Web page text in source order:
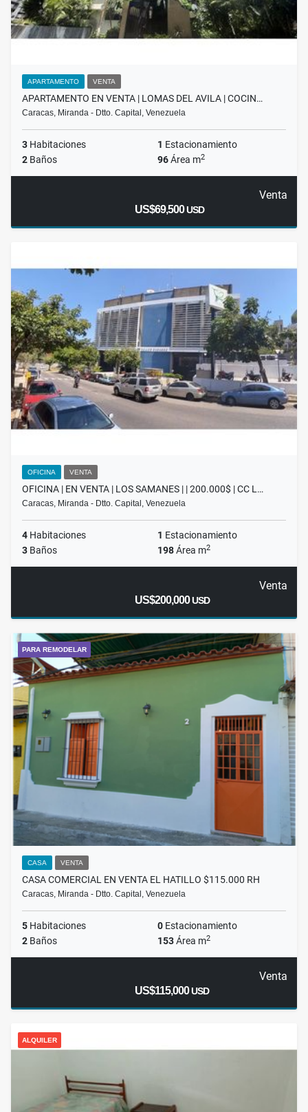
APARTAMENTO VENTA
APARTAMENTO EN VENTA | LOMAS DEL AVILA | COCIN…
Caracas, Miranda - Dtto. Capital, Venezuela
3 Habitaciones 1 Estacionamiento
2 Baños 96Área m2
Venta
US$69,500USD
OFICINA VENTA
OFICINA | EN VENTA | LOS SAMANES | | 200.000$ | CC L…
Caracas, Miranda - Dtto. Capital, Venezuela
4 Habitaciones 1 Estacionamiento
3 Baños 198Área m2
Venta
US$200,000USD
PARA REMODELAR
CASA VENTA
CASA COMERCIAL EN VENTA EL HATILLO $115.000 RH
Caracas, Miranda - Dtto. Capital, Venezuela
5 Habitaciones 0 Estacionamiento
2 Baños 153Área m2
Venta
US$115,000USD
ALQUILER